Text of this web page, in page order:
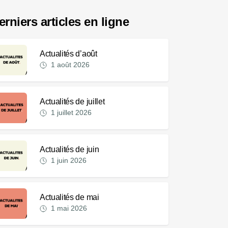
articles en ligne
Actualités d’août
1 août 2026
Actualités de juillet
1 juillet 2026
Actualités de juin
1 juin 2026
Actualités de mai
1 mai 2026